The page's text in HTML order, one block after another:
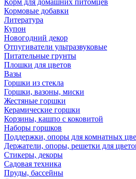
Корм для домашних питомцев
Кормовые добавки
Литература
Купон
Новогодний декор
Отпугиватели ультразвуковые
Питательные грунты
Плошки для цветов
Вазы
Горшки из стекла
Горшки, вазоны, миски
Жестяные горшки
Керамические горшки
Корзины, кашпо с коковитой
Наборы горшков
Поддержки, опоры для комнатных
Держатели, опоры, решетки для
Стикеры, декоры
Садовая техника
Пруды, бассейны